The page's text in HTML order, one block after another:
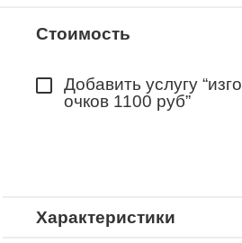
Стоимость
Добавить услугу
очков 1100 руб”
Характеристики